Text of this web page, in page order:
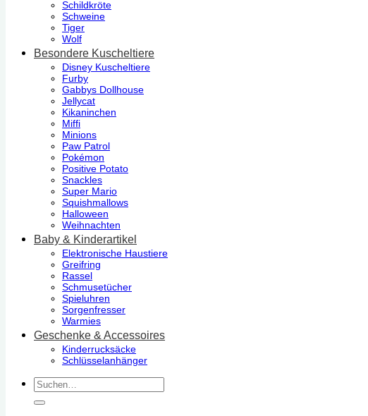
Schildkröte
Schweine
Tiger
Wolf
Besondere Kuscheltiere
Disney Kuscheltiere
Furby
Gabbys Dollhouse
Jellycat
Kikaninchen
Miffi
Minions
Paw Patrol
Pokémon
Positive Potato
Snackles
Super Mario
Squishmallows
Halloween
Weihnachten
Baby & Kinderartikel
Elektronische Haustiere
Greifring
Rassel
Schmusetücher
Spieluhren
Sorgenfresser
Warmies
Geschenke & Accessoires
Kinderrucksäcke
Schlüsselanhänger
Suchen